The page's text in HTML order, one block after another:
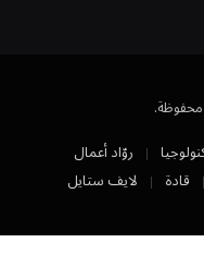
روّاد أعمال
قادة لايف ستايل